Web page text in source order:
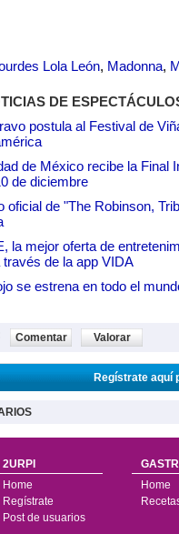
Lola León, Madonna,
DE
postula al Festival de
de México recibe la Final
de diciembre
oficial de "The Robinson,
la mejor oferta de
través de la app VIDA
se estrena en todo el
Comentar Valorar
Regístrate aquí
2URPI
Home
Regístrate
Post de usuarios
Home